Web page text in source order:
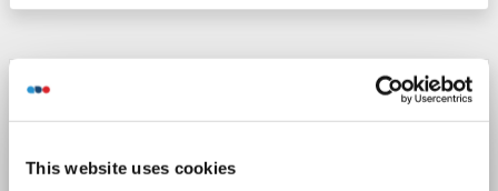
This website uses cookies
MRPL42 Antikörper (AA 33-142)
MRPL42 Reaktivität: Human ELISA
Wirt: Kaninchen
Polyclonal
unconjugated